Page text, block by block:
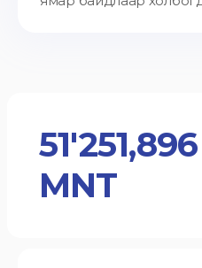
51'251,896
MNT